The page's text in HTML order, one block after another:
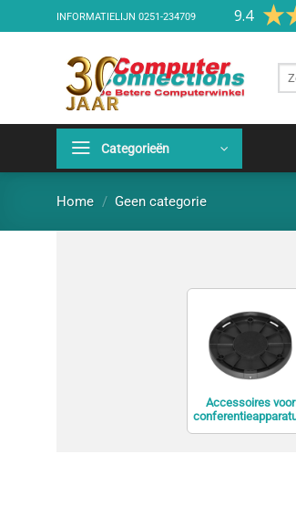
naar
INFORMATIELIJN 0251-234709 9.4
Categorieën
Home / Geen categorie
Accessoires voor